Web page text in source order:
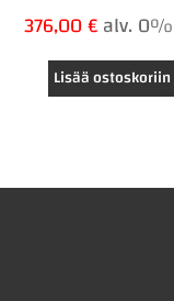
376,00€alv. 0%
Lisää ostoskoriin